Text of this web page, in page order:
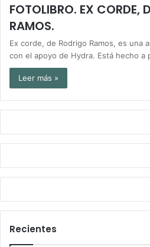
FOTOLIBRO. EX CORDE,
RAMOS.
Ex corde, de Rodrigo Ramos, es una
con el apoyo de Hydra. Está hecho a
Leer más »
Recientes